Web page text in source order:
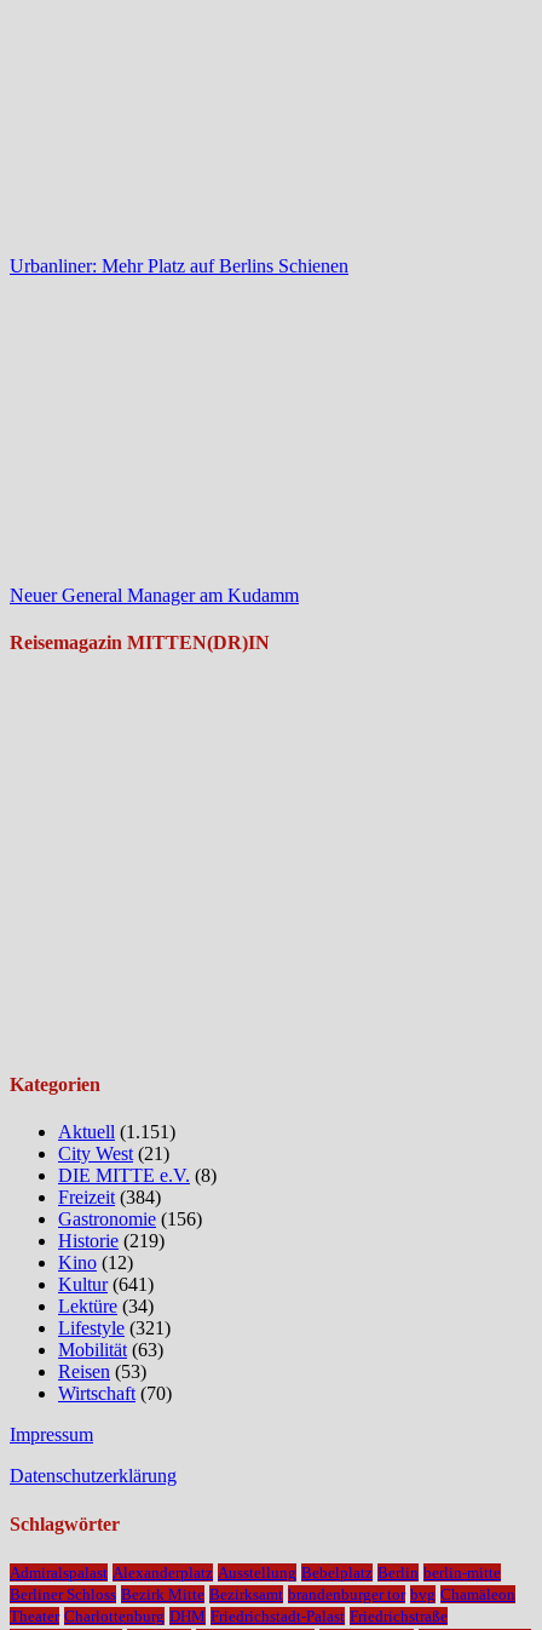
Urbanliner: Mehr Platz auf Berlins Schienen
Neuer General Manager am Kudamm
Reisemagazin MITTEN(DR)IN
Kategorien
Aktuell (1.151)
City West (21)
DIE MITTE e.V. (8)
Freizeit (384)
Gastronomie (156)
Historie (219)
Kino (12)
Kultur(641)
Lektüre (34)
Lifestyle (321)
Mobilität (63)
Reisen (53)
Wirtschaft (70)
Impressum
Datenschutzerklärung
Schlagwörter
Admiralspalast Alexanderplatz Ausstellung Bebelplatz Berlin berlin-mitte
Berliner Schloss Bezirk Mitte Bezirksamt brandenburger tor bvg Chamäleon
Theater Charlottenburg DHM Friedrichstadt-Palast Friedrichstraße